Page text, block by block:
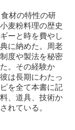
材の特性の研
麦粉料理の歴史
ーと時を費やし
に納めた。
周老
度や製法を秘密
。その経験か
は長期にわたっ
を全て本書に記
、道具、技術か
れている。